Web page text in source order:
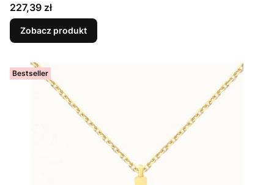
Cena
227,39 zł
Zobacz produkt
Bestseller